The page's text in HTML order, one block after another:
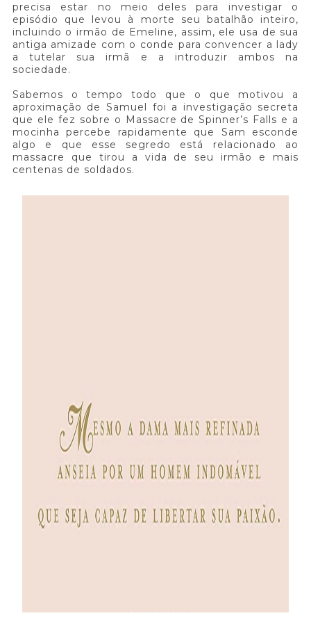
precisa estar no meio deles para investigar o
episódio que levou à morte seu batalhão inteiro,
incluindo o irmão de Emeline, assim, ele usa de sua
antiga amizade com o conde para convencer a lady
a tutelar sua irmã e a introduzir ambos na
sociedade.
Sabemos o tempo todo que o que motivou a
aproximação de Samuel foi a investigação secreta
que ele fez sobre o Massacre de Spinner’s Falls e a
mocinha percebe rapidamente que Sam esconde
algo e que esse segredo está relacionado ao
massacre que tirou a vida de seu irmão e mais
centenas de soldados.